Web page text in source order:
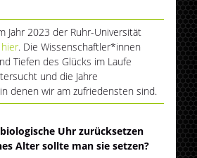
Jahr 2023 der Ruhr-Universität
hier. Die Wissenschaftler*innen
Tiefen des Glücks im Laufe
und die Jahre
denen wir am zufriedensten sind.
Uhr zurücksetzen
Alter sollte man sie setzen?